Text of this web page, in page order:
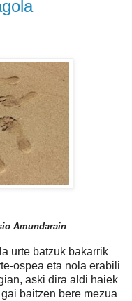
Amundarain
urte batzuk bakarrik
ospea eta nola erabili
aski dira aldi haiek
baitzen bere mezua